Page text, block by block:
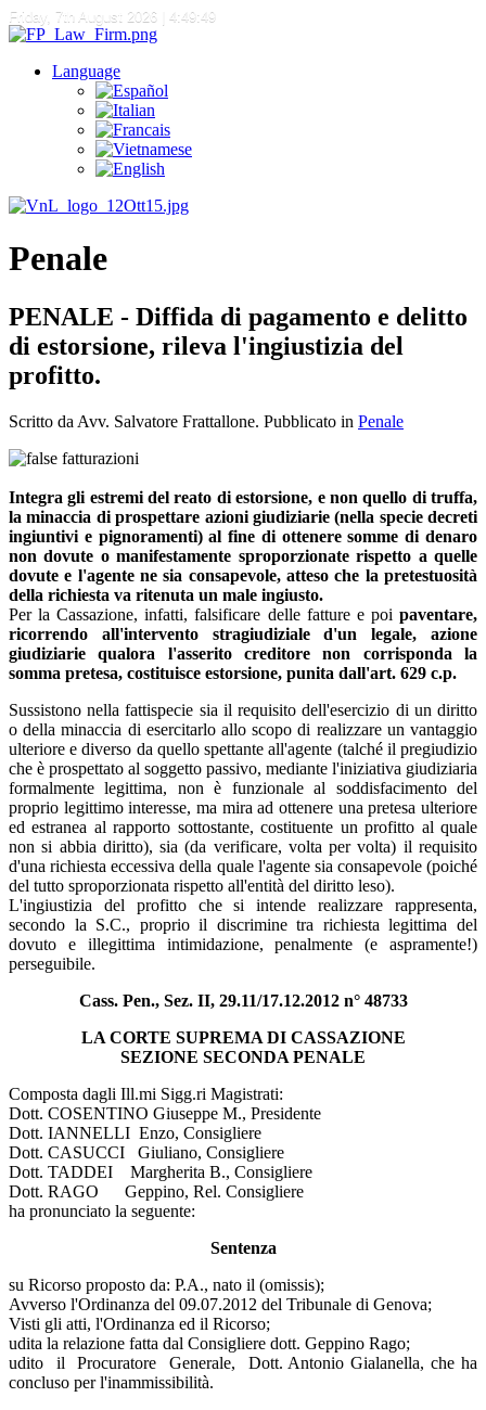
Friday, 7th August 2026 | 4:49:50
Language
Penale
PENALE - Diffida di pagamento e delitto
di estorsione, rileva l'ingiustizia del
profitto.
Scritto da Avv. Salvatore Frattallone. Pubblicato in Penale
Integra gli estremi del reato di estorsione, e non quello di truffa,
la minaccia di prospettare azioni giudiziarie (nella specie decreti
ingiuntivi e pignoramenti) al fine di ottenere somme di denaro
non dovute o manifestamente sproporzionate rispetto a quelle
dovute e l'agente ne sia consapevole, atteso che la pretestuosità
della richiesta va ritenuta un male ingiusto.
Per la Cassazione, infatti, falsificare delle fatture e poi paventare,
ricorrendo all'intervento stragiudiziale d'un legale, azione
giudiziarie qualora l'asserito creditore non corrisponda la
somma pretesa, costituisce estorsione, punita dall'art. 629 c.p.
Sussistono nella fattispecie sia il requisito dell'esercizio di un diritto
o della minaccia di esercitarlo allo scopo di realizzare un vantaggio
ulteriore e diverso da quello spettante all'agente (talché il pregiudizio
che è prospettato al soggetto passivo, mediante l'iniziativa giudiziaria
formalmente legittima, non è funzionale al soddisfacimento del
proprio legittimo interesse, ma mira ad ottenere una pretesa ulteriore
ed estranea al rapporto sottostante, costituente un profitto al quale
non si abbia diritto), sia (da verificare, volta per volta) il requisito
d'una richiesta eccessiva della quale l'agente sia consapevole (poiché
del tutto sproporzionata rispetto all'entità del diritto leso).
L'ingiustizia del profitto che si intende realizzare rappresenta,
secondo la S.C., proprio il discrimine tra richiesta legittima del
dovuto e illegittima intimidazione, penalmente (e aspramente!)
perseguibile.
Cass. Pen., Sez. II, 29.11/17.12.2012 n° 48733
LA CORTE SUPREMA DI CASSAZIONE
SEZIONE SECONDA PENALE
Composta dagli Ill.mi Sigg.ri Magistrati:
Dott. COSENTINO Giuseppe M., Presidente
Dott. IANNELLI Enzo, Consigliere
Dott. CASUCCI Giuliano, Consigliere
Dott. TADDEI Margherita B., Consigliere
Dott. RAGO Geppino, Rel. Consigliere
ha pronunciato la seguente:
Sentenza
su Ricorso proposto da: P.A., nato il (omissis);
Avverso l'Ordinanza del 09.07.2012 del Tribunale di Genova;
Visti gli atti, l'Ordinanza ed il Ricorso;
udita la relazione fatta dal Consigliere dott. Geppino Rago;
udito il Procuratore Generale, Dott. Antonio Gialanella, che ha
concluso per l'inammissibilità.